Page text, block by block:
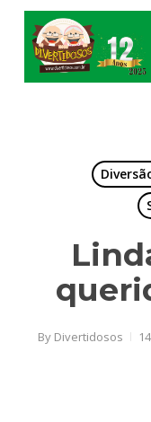
content
By Divertidosos